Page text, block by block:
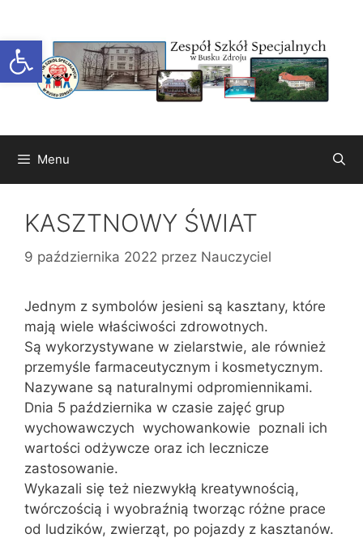
Otwórz pasek narzędzi
treści
Menu
KASZTNOWY ŚWIAT
9 października 2022 przez Nauczyciel
Jednym z symbolów jesieni są kasztany, które
mają wiele właściwości zdrowotnych.
Są wykorzystywane w zielarstwie, ale również
przemyśle farmaceutycznym i kosmetycznym.
Nazywane są naturalnymi odpromiennikami.
Dnia 5 października w czasie zajęć grup
wychowawczych wychowankowie poznali ich
wartości odżywcze oraz ich lecznicze
zastosowanie.
Wykazali się też niezwykłą kreatywnością,
twórczością i wyobraźnią tworząc różne prace
od ludzików, zwierząt, po pojazdy z kasztanów.